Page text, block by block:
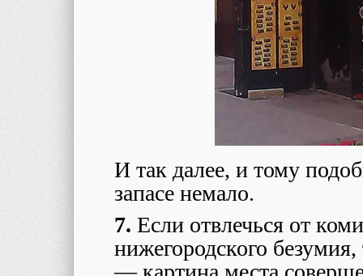
И так далее, и тому
запасе немало.
7. Если отвлечься от
нижегородского